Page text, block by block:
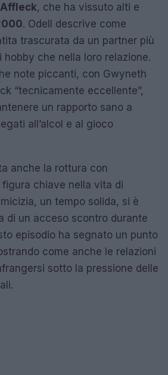
, che ha vissuto alti e
. Odell descrive come
trascurata da un partner più
hobby che nella loro relazione.
note piccanti, con Gwyneth
“tecnicamente eccellente”,
un rapporto sano a
all’alcol e al gioco
anche la rottura con
figura chiave nella vita di
un tempo solida, si è
di un acceso scontro durante
episodio ha segnato un punto
come anche le relazioni
sotto la pressione delle